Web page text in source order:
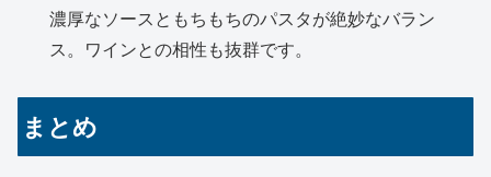
濃厚なソースともちもちのパスタが絶妙なバラン
ス。ワインとの相性も抜群です。
まとめ